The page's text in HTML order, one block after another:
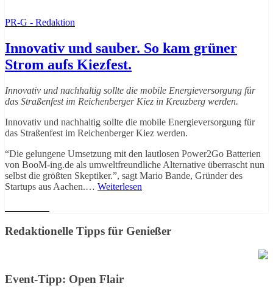
PR-G - Redaktion
Innovativ und sauber. So kam grüner
Strom aufs Kiezfest.
Innovativ und nachhaltig sollte die mobile Energieversorgung für
das Straßenfest im Reichenberger Kiez in Kreuzberg werden.
Innovativ und nachhaltig sollte die mobile Energieversorgung für
das Straßenfest im Reichenberger Kiez werden.
“Die gelungene Umsetzung mit den lautlosen Power2Go Batterien
von BooM-ing.de als umweltfreundliche Alternative überrascht nun
selbst die größten Skeptiker.”, sagt Mario Bande, Gründer des
Startups aus Aachen.… Weiterlesen
Redaktionelle Tipps für Genießer
Event-Tipp: Open Flair